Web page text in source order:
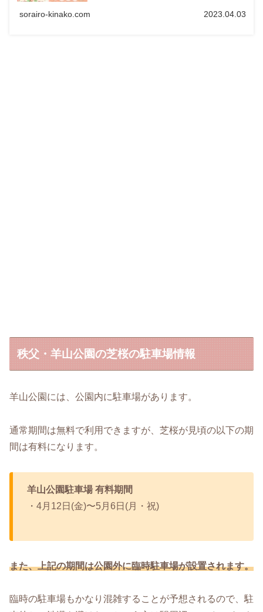
sorairo-kinako.com 2023.04.03
秩父・羊山公園の芝桜の駐車場情報
羊山公園には、公園内に駐車場があります。
通常期間は無料で利用できますが、芝桜が見頃の以下の期
間は有料になります。
羊山公園駐車場 有料期間
・4月12日(金)〜5月6日(月・祝)
また、上記の期間は公園外に臨時駐車場が設置されます。
臨時の駐車場もかなり混雑することが予想されるので、駐